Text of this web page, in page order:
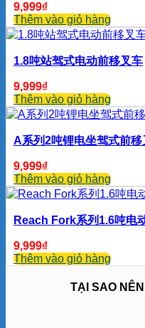
9,999₫
Thêm vào giỏ hàng
1.8吨站驾式电动前移叉车
9,999₫
Thêm vào giỏ hàng
A系列2吨锂电坐驾式前移
9,999₫
Thêm vào giỏ hàng
Reach Fork系列1.6吨电
9,999₫
Thêm vào giỏ hàng
TẠI SAO